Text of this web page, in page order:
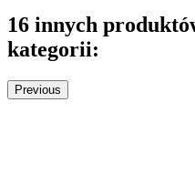
16 innych
kategorii:
Previous